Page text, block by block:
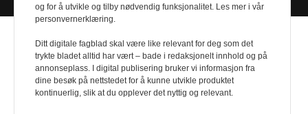
Design byNordström Design- Powered by
og for å utvikle og tilby nødvendig funksjonalitet. Les mer i vår
personvernerklæring.
Ditt digitale fagblad skal være like relevant for deg som det
trykte bladet alltid har vært – bade i redaksjonelt innhold og på
annonseplass. I digital publisering bruker vi informasjon fra
dine besøk på nettstedet for å kunne utvikle produktet
kontinuerlig, slik at du opplever det nyttig og relevant.